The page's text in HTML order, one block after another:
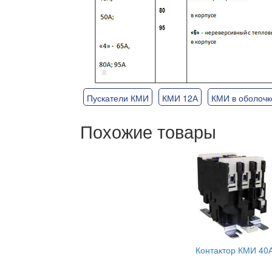
Пускатели КМИ КМИ 12А КМИ в
Похожие товары
Контактор КМИ